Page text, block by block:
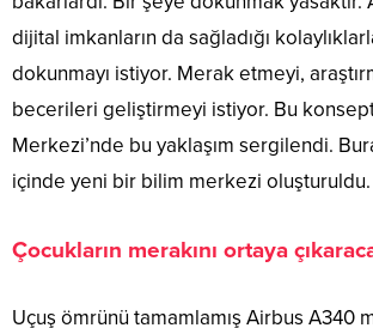
dijital imkanların da sağladığı
dokunmayı istiyor. Merak etmeyi,
becerileri geliştirmeyi istiyor. Bu
Merkezi’nde bu yaklaşım sergilendi.
içinde yeni bir bilim merkezi oluşturuldu.
Çocukların merakını ortaya
Uçuş ömrünü tamamlamış Airbus A340